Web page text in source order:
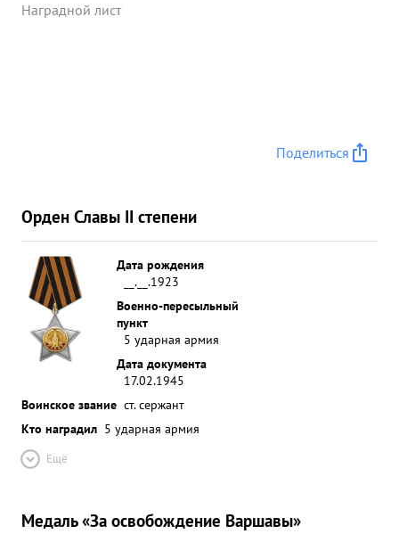
Наградной лист
Поделиться
Орден Славы II степени
Дата рождения
__.__.1923
Военно-пересыльный
пункт
5 ударная армия
Дата документа
17.02.1945
Воинское звание ст. сержант
Кто наградил 5 ударная армия
Ещё
Медаль «За освобождение Варшавы»